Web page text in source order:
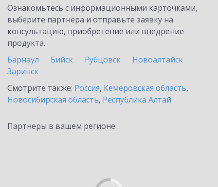
Ознакомьтесь с информационными карточками,
выберите партнёра и отправьте заявку на
консультацию, приобретение или внедрение
продукта.
Барнаул
Бийск Рубцовск
Новоалтайск
Заринск
Смотрите также: Россия, Кемеровская область,
Новосибирская область, Республика Алтай
Партнеры в вашем регионе: